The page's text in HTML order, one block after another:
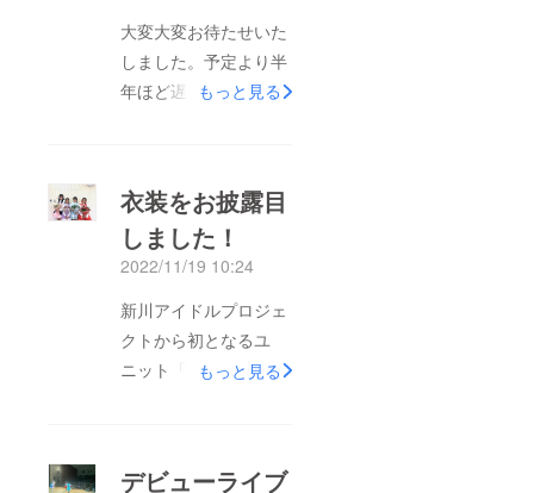
大変大変お待たせいた
しました。予定より半
年ほど遅くなってしま
イッポ」が完成しまし
た！ご支援いただいた
方には順次発送させて
いただきます。もうし
ばらくお待ちくださ
もっと見る
衣装をお披露目
しました！
2022/11/19 10:24
新川アイドルプロジェ
クトから初となるユ
ニット「LOVEもっと見る
デビューライブ